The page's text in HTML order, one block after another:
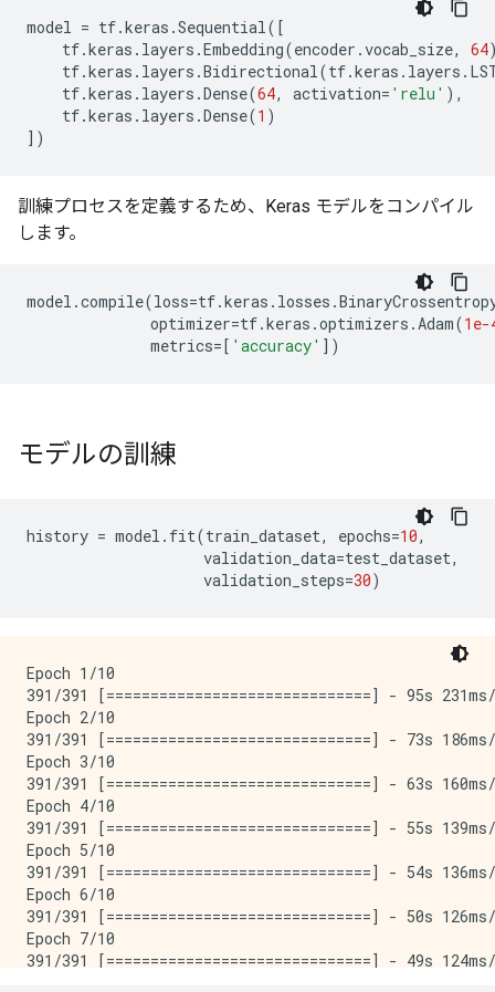
model = tf.keras .Sequential([
tf.keras . layers .Embedding(encoder .vocab_size, 64
tf.keras . layers .Bidirectional(tf.keras . layers .
tf.keras . layers .Dense(64, activation= 'relu' ),
tf.keras . layers .Dense(1 )
])
訓練プロセスを定義するため、Keras モデルをコンパイル
します。
model .compile(loss=tf.keras . losses .
optimizer=tf.keras .optimizers .Adam(1e-
metrics=[ 'accuracy' ])
モデルの訓練
history = model . fit(train_dataset, epochs=10,
validation_data=test_dataset,
validation_steps=30)
Epoch 1/10
391/391 [==============================] -
Epoch 2/10
391/391 [==============================] -
Epoch 3/10
391/391 [==============================] -
Epoch 4/10
391/391 [==============================] -
Epoch 5/10
391/391 [==============================] -
Epoch 6/10
391/391 [==============================] -
Epoch 7/10
391/391 [==============================] -